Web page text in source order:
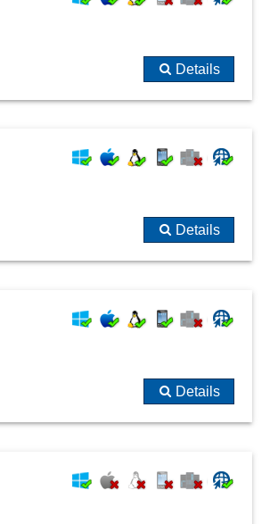
Details
Details
Details